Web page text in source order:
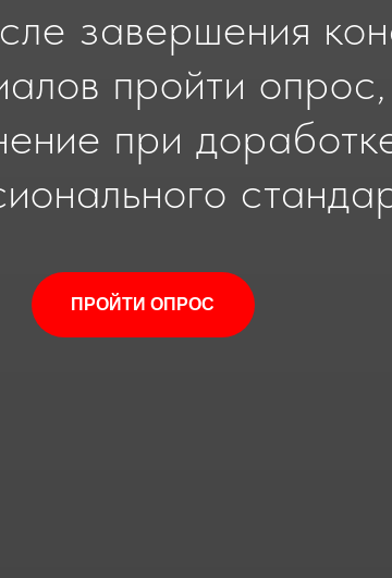
завершения
пройти
при
ПРОЙТИ ОПРОС